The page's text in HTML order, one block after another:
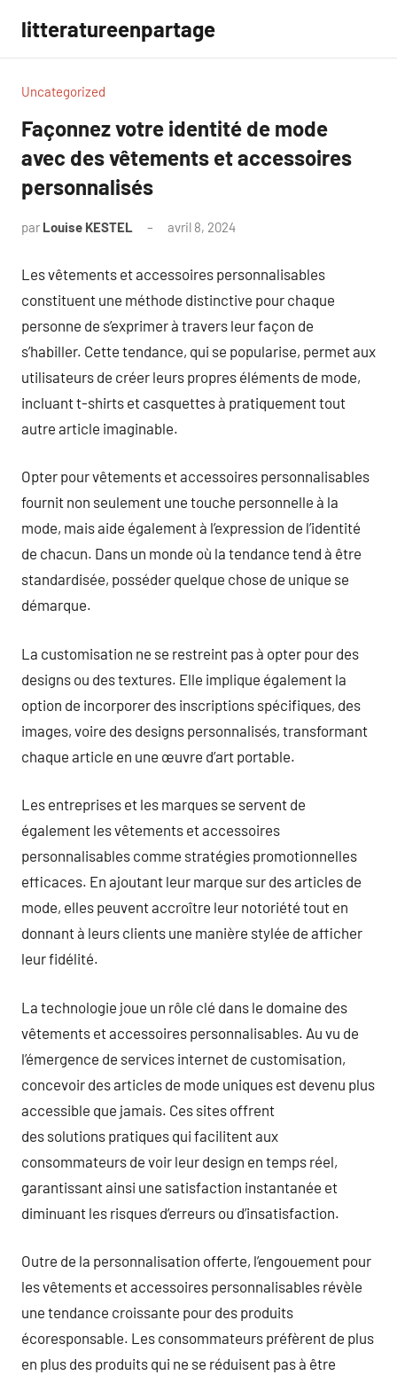
contenu
litteratureenpartage
Uncategorized
Façonnez votre identité de mode
avec des vêtements et accessoires
personnalisés
par Louise KESTEL avril 8, 2024
Les vêtements et accessoires personnalisables
constituent une méthode distinctive pour chaque
personne de s’exprimer à travers leur façon de
s’habiller. Cette tendance, qui se popularise, permet aux
utilisateurs de créer leurs propres éléments de mode,
incluant t-shirts et casquettes à pratiquement tout
autre article imaginable.
Opter pour vêtements et accessoires personnalisables
fournit non seulement une touche personnelle à la
mode, mais aide également à l’expression de l’identité
de chacun. Dans un monde où la tendance tend à être
standardisée, posséder quelque chose de unique se
démarque.
La customisation ne se restreint pas à opter pour des
designs ou des textures. Elle implique également la
option de incorporer des inscriptions spécifiques, des
images, voire des designs personnalisés, transformant
chaque article en une œuvre d’art portable.
Les entreprises et les marques se servent de
également les vêtements et accessoires
personnalisables comme stratégies promotionnelles
efficaces. En ajoutant leur marque sur des articles de
mode, elles peuvent accroître leur notoriété tout en
donnant à leurs clients une manière stylée de afficher
leur fidélité.
La technologie joue un rôle clé dans le domaine des
vêtements et accessoires personnalisables. Au vu de
l’émergence de services internet de customisation,
concevoir des articles de mode uniques est devenu plus
accessible que jamais. Ces sites offrent
des solutions pratiques qui facilitent aux
consommateurs de voir leur design en temps réel,
garantissant ainsi une satisfaction instantanée et
diminuant les risques d’erreurs ou d’insatisfaction.
Outre de la personnalisation offerte, l’engouement pour
les vêtements et accessoires personnalisables révèle
une tendance croissante pour des produits
écoresponsable. Les consommateurs préfèrent de plus
en plus des produits qui ne se réduisent pas à être